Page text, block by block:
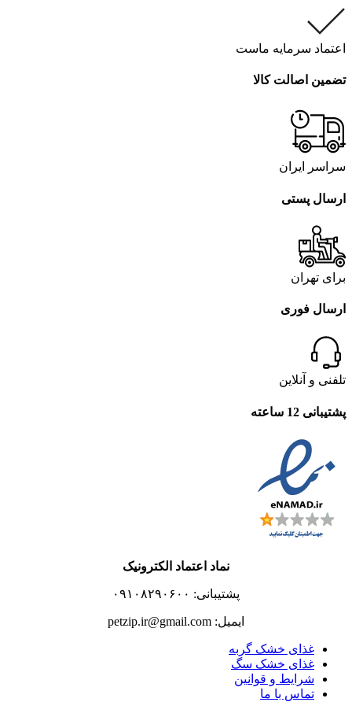
اعتماد سرمایه ماست
تضمین اصالت کالا
سراسر ایران
ارسال پستی
برای تهران
ارسال فوری
تلفنی و آنلاین
پشتیبانی 12 ساعته
نماد اعتماد الکترونیک
پشتیبانی: ۰۹۱۰۸۲۹۰۶۰۰
ایمیل: petzip.ir@gmail.com
غذای خشک گربه
غذای خشک سگ
شرایط و قوانین
تماس با ما